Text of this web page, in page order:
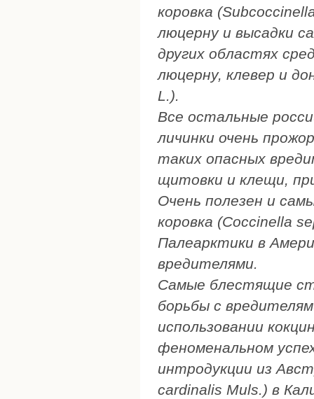
коровка
люцерну и высадки
других областях
люцерну, клевер и
L.).
Все остальные
личинки очень
таких опасных
щитовки и клещи,
Очень полезен и
коровка (Coccinella
Палеарктики в
вредителями.
Самые блестящие
борьбы с
использовании
феноменальном
интродукции из
cardinalis Muls.) в